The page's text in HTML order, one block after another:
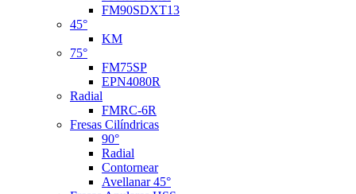
FM90SDXT13
45°
KM
75°
FM75SP
EPN4080R
Radial
FMRC-6R
Fresas Cilíndricas
90°
Radial
Contornear
Avellanar 45°